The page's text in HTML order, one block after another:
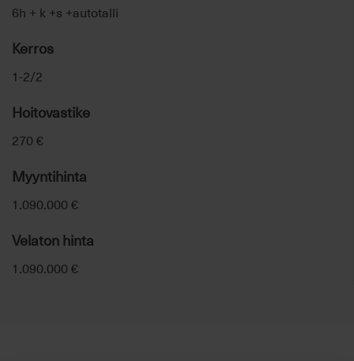
6h + k +s +autotalli
Kerros
1-2/2
Hoitovastike
270 €
Myyntihinta
1.090.000 €
Velaton hinta
1.090.000 €